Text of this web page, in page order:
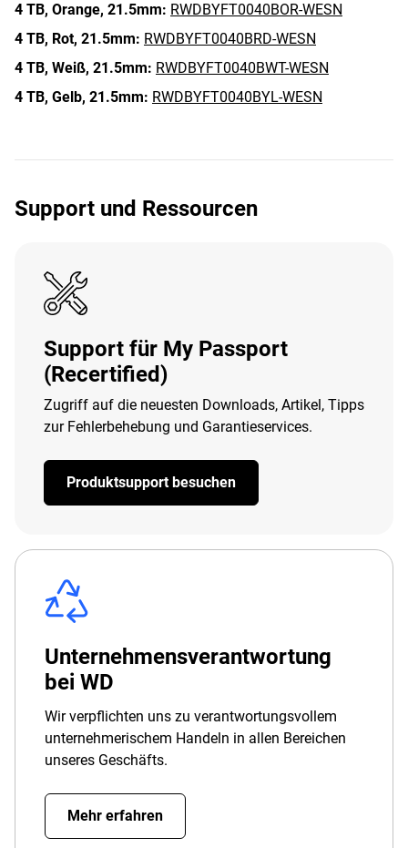
4 TB, Orange, 21.5mm: RWDBYFT0040BOR-WESN
4 TB, Rot, 21.5mm: RWDBYFT0040BRD-WESN
4 TB, Weiß, 21.5mm: RWDBYFT0040BWT-WESN
4 TB, Gelb, 21.5mm: RWDBYFT0040BYL-WESN
Support und Ressourcen
Support für My Passport
(Recertified)
Zugriff auf die neuesten Downloads, Artikel, Tipps
zur Fehlerbehebung und Garantieservices.
Produktsupport besuchen
Unternehmensverantwortung
bei WD
Wir verpflichten uns zu verantwortungsvollem
unternehmerischem Handeln in allen Bereichen
unseres Geschäfts.
Mehr erfahren